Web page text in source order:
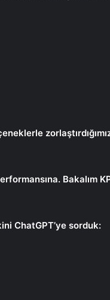
Bakalım
ChatGPT’ye sorduk: